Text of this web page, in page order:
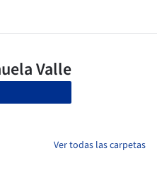
Ver todas las carpetas